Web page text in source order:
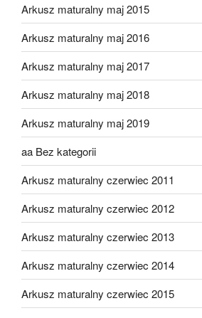
Arkusz maturalny maj 2015
Arkusz maturalny maj 2016
Arkusz maturalny maj 2017
Arkusz maturalny maj 2018
Arkusz maturalny maj 2019
aa Bez kategorii
Arkusz maturalny czerwiec 2011
Arkusz maturalny czerwiec 2012
Arkusz maturalny czerwiec 2013
Arkusz maturalny czerwiec 2014
Arkusz maturalny czerwiec 2015